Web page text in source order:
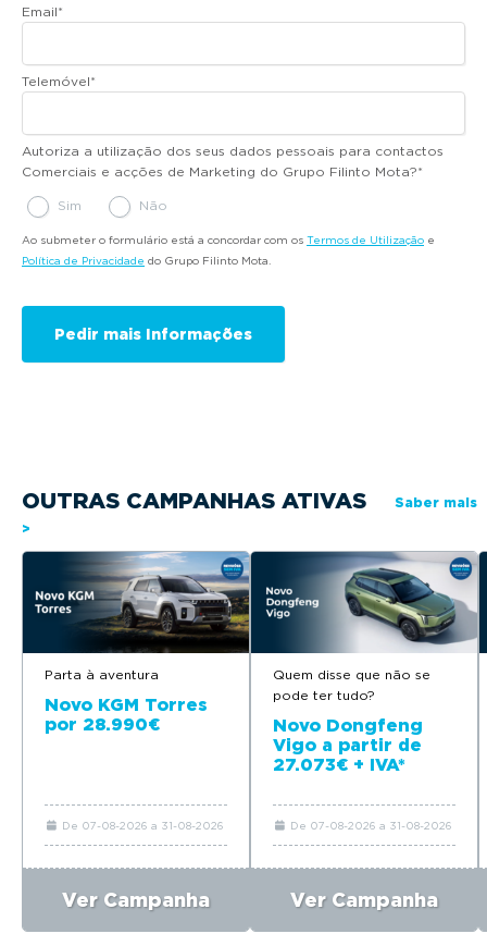
Email*
Telemóvel*
Autoriza a utilização dos seus dados pessoais para contactos
Comerciais e acções de Marketing do Grupo Filinto Mota?*
Sim Não
Ao submeter o formulário está a concordar com os Termos de Utilização e
Política de Privacidade do Grupo Filinto Mota.
OUTRAS CAMPANHAS ATIVAS
Saber mais
>
Parta à aventura
Novo KGM Torres
por 28.990€
De 07-08-2026 a 31-08-2026
Ver Campanha
Quem disse que não se
pode ter tudo?
Novo Dongfeng
Vigo a partir de
27.073€ + IVA*
De 07-08-2026 a 31-08-2026
Ver Campanha